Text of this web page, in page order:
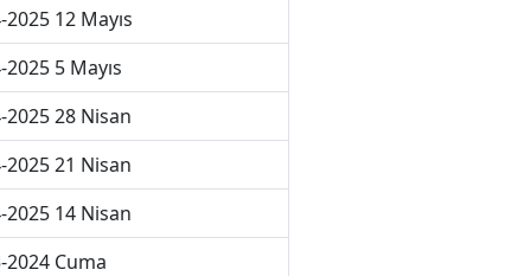
2025 12 Mayıs
2025 5 Mayıs
2025 28 Nisan
2025 21 Nisan
2025 14 Nisan
2024 Cuma